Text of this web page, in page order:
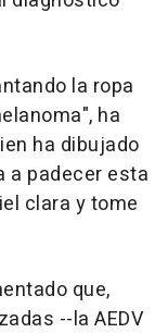
la ropa
ha
ha dibujado
a padecer esta
clara y tome
que,
--la AEDV